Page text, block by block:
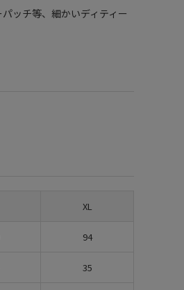
ッチ等、細かいディティー
XL
94
35